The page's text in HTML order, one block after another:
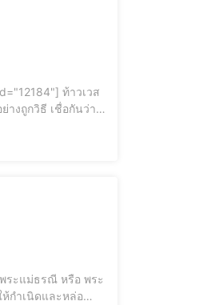
างถูกวิธี เชื่อกันว่า
กำเนิดและหล่อ